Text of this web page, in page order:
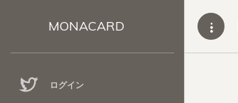
MONACARD
ログイン